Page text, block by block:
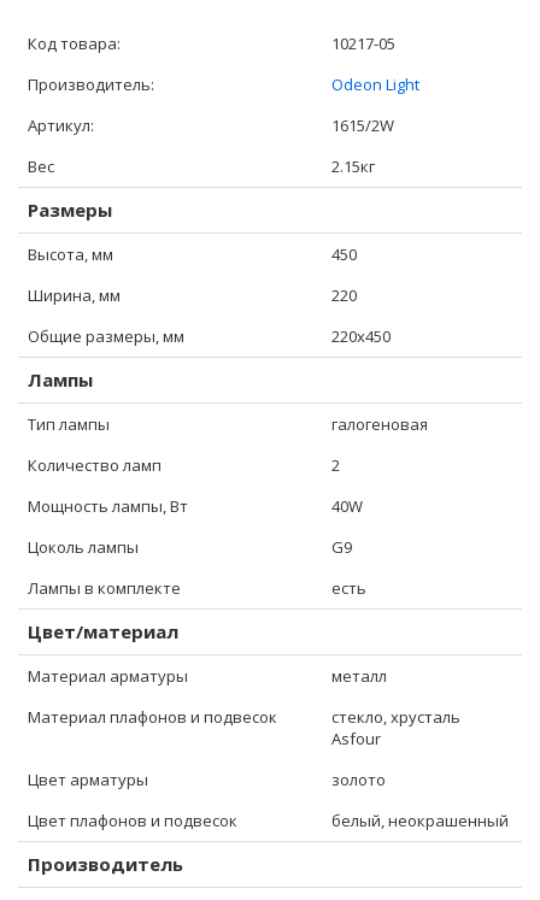
Код товара:
10217-05
Производитель:
Odeon Light
Артикул:
1615/2W
Вес
2.15кг
Размеры
Высота, мм
450
Ширина, мм
220
Общие размеры, мм
220x450
Лампы
Тип лампы
галогеновая
Количество ламп
2
Мощность лампы, Вт
40W
Цоколь лампы
G9
Лампы в комплекте
есть
Цвет/материал
Материал арматуры
металл
Материал плафонов и подвесок
стекло, хрусталь
Asfour
Цвет арматуры
золото
Цвет плафонов и подвесок
белый, неокрашенный
Производитель